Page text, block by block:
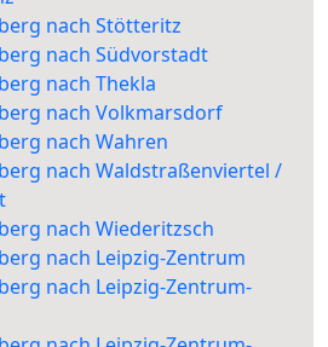
nach Stötteritz
nach Südvorstadt
nach Thekla
nach Volkmarsdorf
nach Wahren
nach Waldstraßenviertel /
nach Wiederitzsch
nach Leipzig-Zentrum
nach Leipzig-Zentrum-